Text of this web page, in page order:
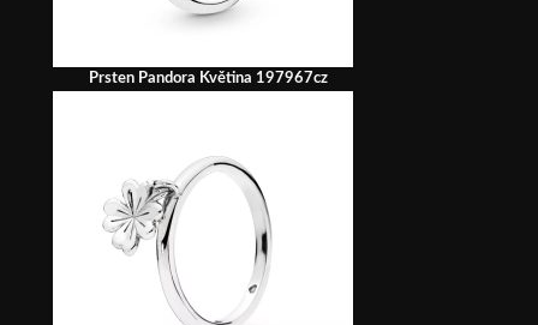
Prsten Pandora Květina 197967cz